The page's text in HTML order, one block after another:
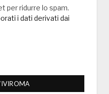
per ridurre lo spam.
i dati derivati dai